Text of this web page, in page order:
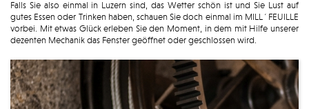
Falls Sie also einmal in Luzern sind, das Wetter schön ist und Sie Lust auf
gutes Essen oder Trinken haben, schauen Sie doch einmal im MILL´FEUILLE
vorbei. Mit etwas Glück erleben Sie den Moment, in dem mit Hilfe unserer
dezenten Mechanik das Fenster geöffnet oder geschlossen wird.